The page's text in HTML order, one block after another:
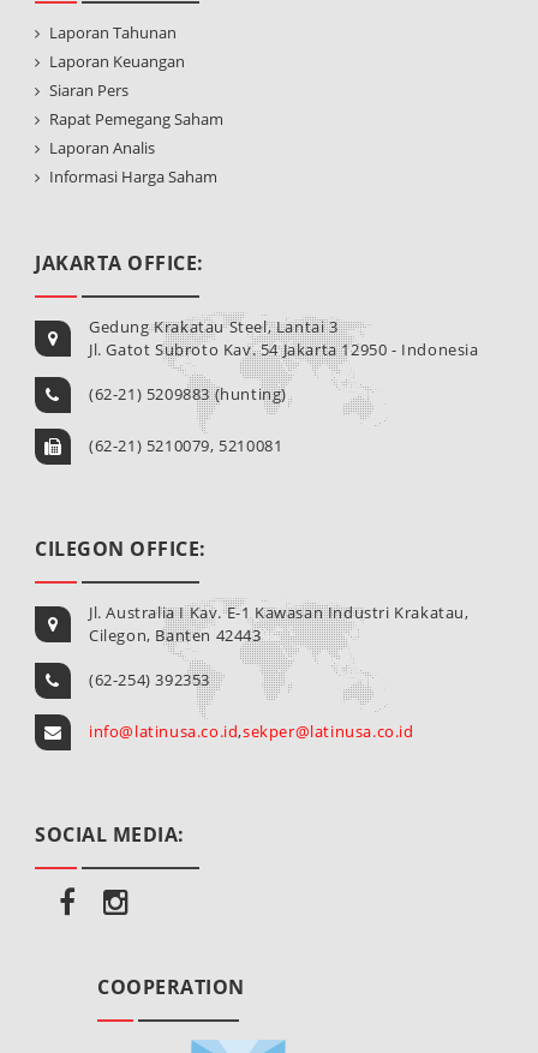
Laporan Tahunan
Laporan Keuangan
Siaran Pers
Rapat Pemegang Saham
Laporan Analis
Informasi Harga Saham
JAKARTA OFFICE:
Gedung Krakatau Steel, Lantai 3
Jl. Gatot Subroto Kav. 54 Jakarta 12950 - Indonesia
(62-21) 5209883 (hunting)
(62-21) 5210079, 5210081
CILEGON OFFICE:
Jl. Australia I Kav. E-1 Kawasan Industri Krakatau,
Cilegon, Banten 42443
(62-254) 392353
info@latinusa.co.id,sekper@latinusa.co.id
SOCIAL MEDIA:
COOPERATION